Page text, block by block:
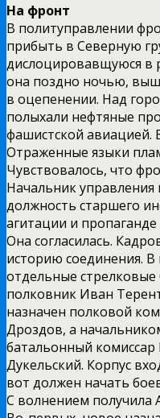
На фронт
В политуправлении
прибыть в Северную
дислоцировавщуюся в
она поздно ночью,
в оцепенении. Над
полыхали нефтяные
фашистской авиацией.
Отраженные языки
Чувствовалось, что
Начальник
должность старшего
агитации и
Она согласилась.
историю соединения. В
отдельные
полковник Иван
назначен полковой
Дроздов, а
батальонный
Дукельский. Корпус
вот должен начать
С волнением получила